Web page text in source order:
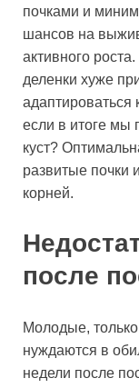
почками и
шансов на
активного
деленки хуже
адаптироваться
если в итоге мы
куст?
развитые почки
корней.
после
Молодые,
нуждаются в
недели после